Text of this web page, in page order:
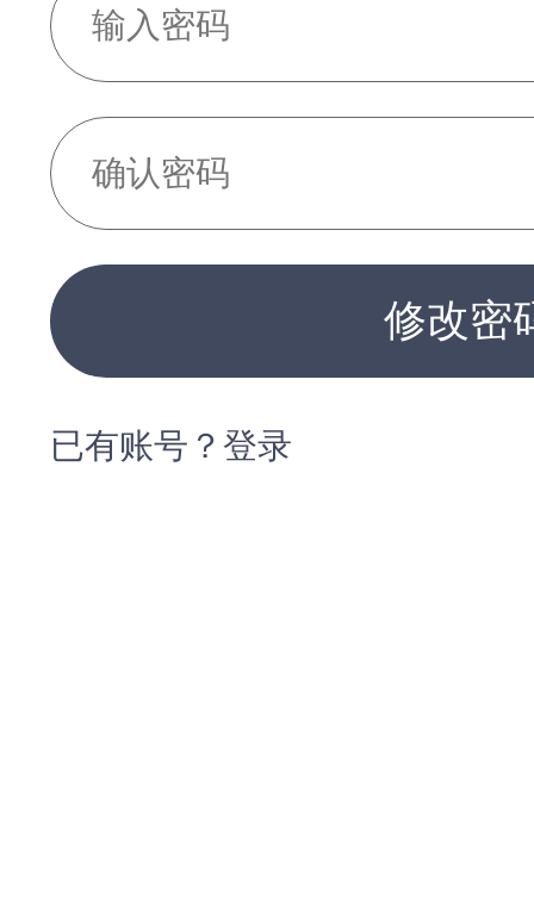
修改密
已有账号？登录